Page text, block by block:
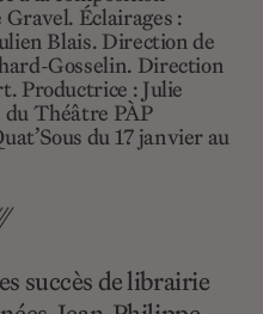
Éclairages :
Blais. Direction de
Gosselin. Direction
Productrice : Julie
Théâtre PÀP
du 17 janvier au
succès de librairie